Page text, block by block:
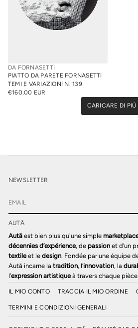
DA FORNASETTI
PIATTO DA PARETE FORNASETTI
TEMI E VARIAZIONI N. 139
PREZZO
€160,00 EUR
CARICARE DI PIÙ
NEWSLETTER
E
m
a
i
*
AUTĀ
Autā est bien plus qu'une simple
décennies d’expérience, de passion et d’un
textileet le design. Fondée par une équipe
Autā incarne la tradition, l’innovation, la
l’expression artistiqueà travers chaque
IL MIO CONTO TRACCIA IL MIO ORDINE
TERMINI E CONDIZIONI GENERALI